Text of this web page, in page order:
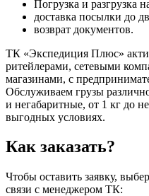
Погрузка и разгрузка
доставка посылки до
возврат документов.
ТК «Экспедиция Плюс»
ритейлерами, сетевыми
магазинами, с
Обслуживаем грузы
и негабаритные, от 1 кг до
выгодных условиях.
Как заказать?
Чтобы оставить заявку,
связи с менеджером ТК: